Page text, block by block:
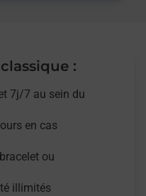
:
7j/7 au sein du
en cas
bracelet ou
illimités